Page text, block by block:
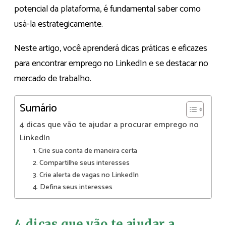
potencial da plataforma, é fundamental saber como
usá-la estrategicamente.
Neste artigo, você aprenderá dicas práticas e eficazes
para encontrar emprego no LinkedIn e se destacar no
mercado de trabalho.
Sumário
4 dicas que vão te ajudar a procurar emprego no
LinkedIn
1. Crie sua conta de maneira certa
2. Compartilhe seus interesses
3. Crie alerta de vagas no LinkedIn
4. Defina seus interesses